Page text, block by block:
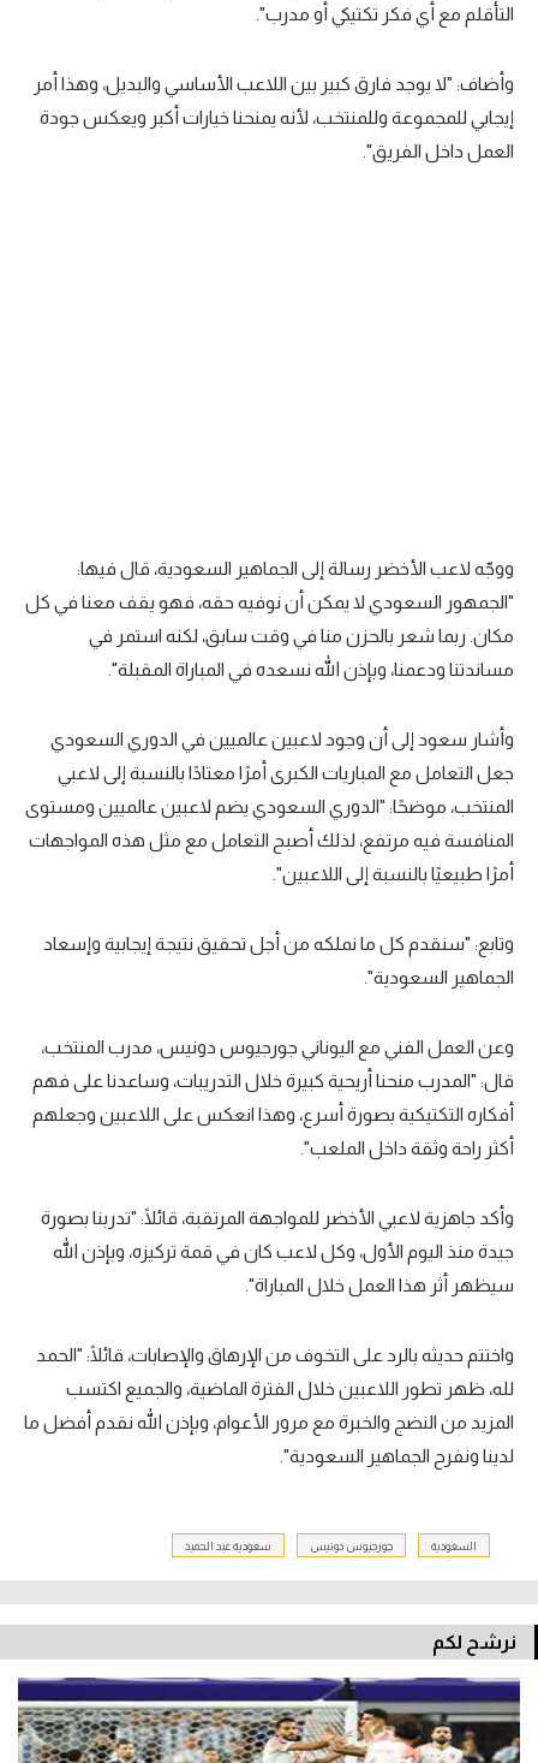
تحقيق في الجول
تقرير في الجول
التأقلم مع أي فكر تكتيكي أو مدرب".
وأضاف: "لا يوجد فارق كبير بين اللاعب الأساسي والبديل، وهذا أمر
إيجابي للمجموعة وللمنتخب، لأنه يمنحنا خيارات أكبر ويعكس جودة
العمل داخل الفريق".
ووجّه لاعب الأخضر رسالة إلى الجماهير السعودية، قال فيها:
"الجمهور السعودي لا يمكن أن نوفيه حقه، فهو يقف معنا في كل
مكان. ربما شعر بالحزن منا في وقت سابق، لكنه استمر في
مساندتنا ودعمنا، وبإذن الله نسعده في المباراة المقبلة".
وأشار سعود إلى أن وجود لاعبين عالميين في الدوري السعودي
جعل التعامل مع المباريات الكبرى أمرًا معتادًا بالنسبة إلى لاعبي
المنتخب، موضحًا: "الدوري السعودي يضم لاعبين عالميين ومستوى
المنافسة فيه مرتفع، لذلك أصبح التعامل مع مثل هذه المواجهات
أمرًا طبيعيًا بالنسبة إلى اللاعبين".
وتابع: "سنقدم كل ما نملكه من أجل تحقيق نتيجة إيجابية وإسعاد
الجماهير السعودية".
وعن العمل الفني مع اليوناني جورجيوس دونيس، مدرب المنتخب،
قال: "المدرب منحنا أريحية كبيرة خلال التدريبات، وساعدنا على فهم
أفكاره التكتيكية بصورة أسرع، وهذا انعكس على اللاعبين وجعلهم
أكثر راحة وثقة داخل الملعب".
وأكد جاهزية لاعبي الأخضر للمواجهة المرتقبة، قائلًا: "تدربنا بصورة
جيدة منذ اليوم الأول، وكل لاعب كان في قمة تركيزه، وبإذن الله
سيظهر أثر هذا العمل خلال المباراة".
واختتم حديثه بالرد على التخوف من الإرهاق والإصابات، قائلًا: "الحمد
لله، ظهر تطور اللاعبين خلال الفترة الماضية، والجميع اكتسب
المزيد من النضج والخبرة مع مرور الأعوام، وبإذن الله نقدم أفضل ما
لدينا ونفرح الجماهير السعودية".
السعودية جورجيوس دونيس سعودية عبد الحميد
نرشح لكم